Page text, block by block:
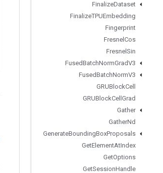
FinalizeDataset
FinalizeTPUEmbedding
Fingerprint
Fresnel Cos
Fresnel Sin
FusedBatchNormGradV3
FusedBatchNormV3
GRUBlockCell
GRUBlockCell Grad
Gather
GatherNd
GenerateBoundingBoxProposals
GetElementAtIndex
GetOptions
GetSessionHandle